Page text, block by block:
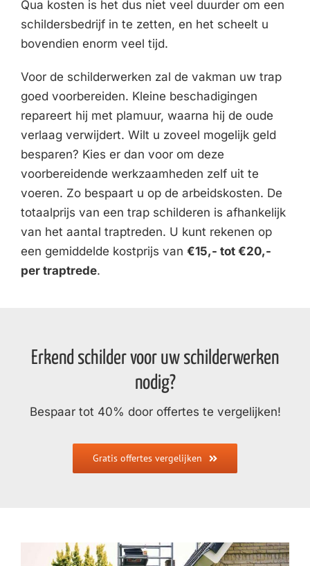
Qua kosten is het dus niet veel duurder om een
schildersbedrijf in te zetten, en het scheelt u
bovendien enorm veel tijd.
Voor de schilderwerken zal de vakman uw trap
goed voorbereiden. Kleine beschadigingen
repareert hij met plamuur, waarna hij de oude
verlaag verwijdert. Wilt u zoveel mogelijk geld
besparen? Kies er dan voor om deze
voorbereidende werkzaamheden zelf uit te
voeren. Zo bespaart u op de arbeidskosten. De
totaalprijs van een trap schilderen is afhankelijk
van het aantal traptreden. U kunt rekenen op
een gemiddelde kostprijs van €15,- tot €20,-
per traptrede.
Erkend schilder voor uw schilderwerken
nodig?
Bespaar tot 40% door offertes te vergelijken!
Gratis offertes vergelijken